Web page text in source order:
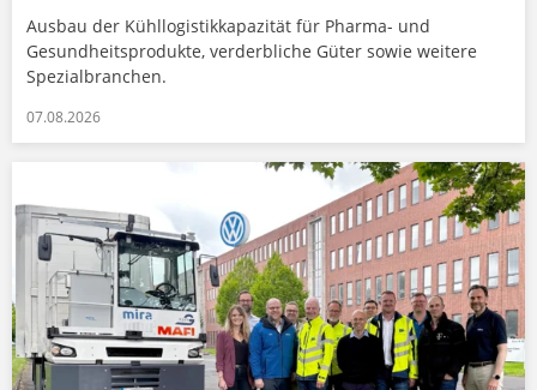
Ausbau der Kühllogistikkapazität für Pharma- und
Gesundheitsprodukte, verderbliche Güter sowie weitere
Spezialbranchen.
07.08.2026